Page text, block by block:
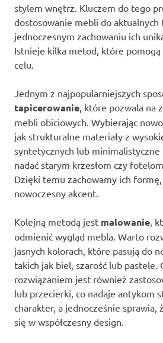
stylem wnętrz. Kluczem do tego
dostosowanie mebli do aktualnych
jednoczesnym zachowaniu ich
Istnieje kilka metod, które
celu.
Jednym z najpopularniejszych
tapicerowanie , które pozwala na
mebli obiciowych. Wybierając
jak strukturalne materiały z
syntetycznych lub
nadać starym krzesłom czy
Dzięki temu zachowamy ich
nowoczesny akcent.
Kolejną metodą jest malowanie ,
odmienić wygląd mebla. Warto
jasnych kolorach, które pasują do
takich jak biel, szarość lub pastele.
rozwiązaniem jest również
lub przecierki, co nadaje antykom
charakter, a jednocześnie sprawia,
się w współczesny design.